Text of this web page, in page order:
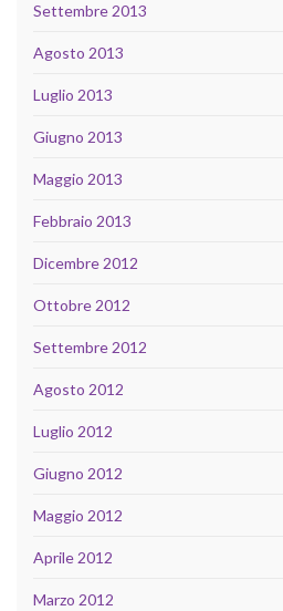
Settembre 2013
Agosto 2013
Luglio 2013
Giugno 2013
Maggio 2013
Febbraio 2013
Dicembre 2012
Ottobre 2012
Settembre 2012
Agosto 2012
Luglio 2012
Giugno 2012
Maggio 2012
Aprile 2012
Marzo 2012